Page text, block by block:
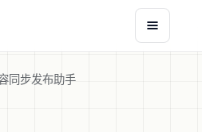
同步发布助手